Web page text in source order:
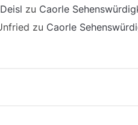
zu Caorle
zu Caorle